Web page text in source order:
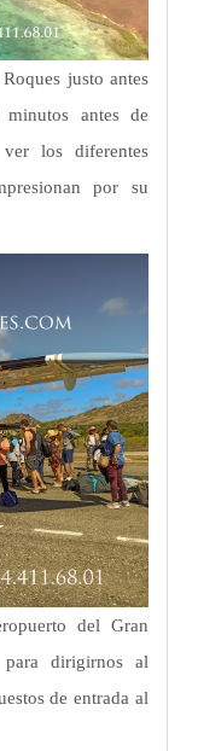
justo antes
antes de
los diferentes
por su
del Gran
dirigirnos al
de entrada al